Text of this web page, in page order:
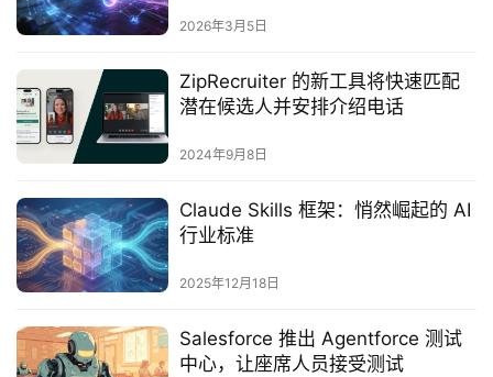
2026年3月5日
ZipRecruiter 的新工具将快速匹配
潜在候选人并安排介绍电话
2024年9月8日
Claude Skills 框架：悄然崛起的 AI
行业标准
2025年12月18日
Salesforce 推出 Agentforce 测试
中心，让座席人员接受测试